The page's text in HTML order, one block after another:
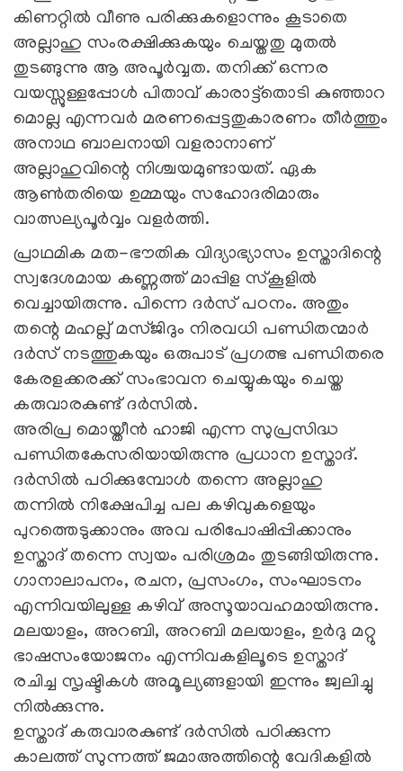
കിണറ്റില്‍ വീണു പരിക്കുകളൊന്നും കൂടാതെ
അല്ലാഹു സംരക്ഷിക്കുകയും ചെയ്തതു മുതല്‍
തുടങ്ങുന്നു ആ അപൂര്‍വ്വത. തനിക്ക് ഒന്നര
വയസ്സുള്ളപ്പോള്‍ പിതാവ് കാരാട്ട്‌തൊടി കുഞ്ഞാറ
മൊല്ല എന്നവര്‍ മരണപ്പെട്ടതുകാരണം തീര്‍ത്തും
അനാഥ ബാലനായി വളരാനാണ്
അല്ലാഹുവിന്റെ നിശ്ചയമുണ്ടായത്. ഏക
ആണ്‍തരിയെ ഉമ്മയും സഹോദരിമാരും
വാത്സല്യപൂര്‍വ്വം വളര്‍ത്തി.
പ്രാഥമിക മത-ഭൗതിക വിദ്യാഭ്യാസം ഉസ്താദിന്റെ
സ്വദേശമായ കണ്ണത്ത് മാപ്പിള സ്‌കൂളില്‍
വെച്ചായിരുന്നു. പിന്നെ ദര്‍സ് പഠനം. അതും
തന്റെ മഹല്ല് മസ്ജിദും നിരവധി പണ്ഡിതന്മാര്‍
ദര്‍സ് നടത്തുകയും ഒരുപാട് പ്രഗത്ഭ പണ്ഡിതരെ
കേരളക്കരക്ക് സംഭാവന ചെയ്യുകയും ചെയ്ത
കരുവാരകുണ്ട് ദര്‍സില്‍.
അരിപ്ര മൊയ്തീന്‍ ഹാജി എന്ന സുപ്രസിദ്ധ
പണ്ഡിതകേസരിയായിരുന്നു പ്രധാന ഉസ്താദ്.
ദര്‍സില്‍ പഠിക്കുമ്പോള്‍ തന്നെ അല്ലാഹു
തന്നില്‍ നിക്ഷേപിച്ച പല കഴിവുകളെയും
പുറത്തെടുക്കാനും അവ പരിപോഷിപ്പിക്കാനും
ഉസ്താദ് തന്നെ സ്വയം പരിശ്രമം തുടങ്ങിയിരുന്നു.
ഗാനാലാപനം, രചന, പ്രസംഗം, സംഘാടനം
എന്നിവയിലുള്ള കഴിവ് അസൂയാവഹമായിരുന്നു.
മലയാളം, അറബി, അറബി മലയാളം, ഉര്‍ദു മറ്റു
ഭാഷസംയോജനം എന്നിവകളിലൂടെ ഉസ്താദ്
രചിച്ച സൃഷ്ടികള്‍ അമൂല്യങ്ങളായി ഇന്നും ജ്വലിച്ചു
നില്‍ക്കുന്നു.
ഉസ്താദ് കരുവാരകുണ്ട് ദര്‍സില്‍ പഠിക്കുന്ന
കാലത്ത് സുന്നത്ത് ജമാഅത്തിന്റെ വേദികളില്‍